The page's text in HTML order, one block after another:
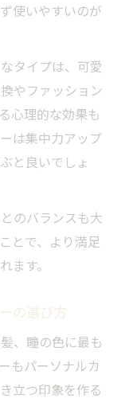
使いやすいのが
タイプは、可愛
やファッション
心理的な効果も
は集中力アップ
と良いでしょ
のバランスも大
とで、より満足
ます。
の選び方
、瞳の色に最も
もパーソナルカ
立つ印象を作る